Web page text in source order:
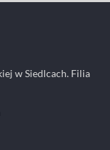
w Siedlcach. Filia